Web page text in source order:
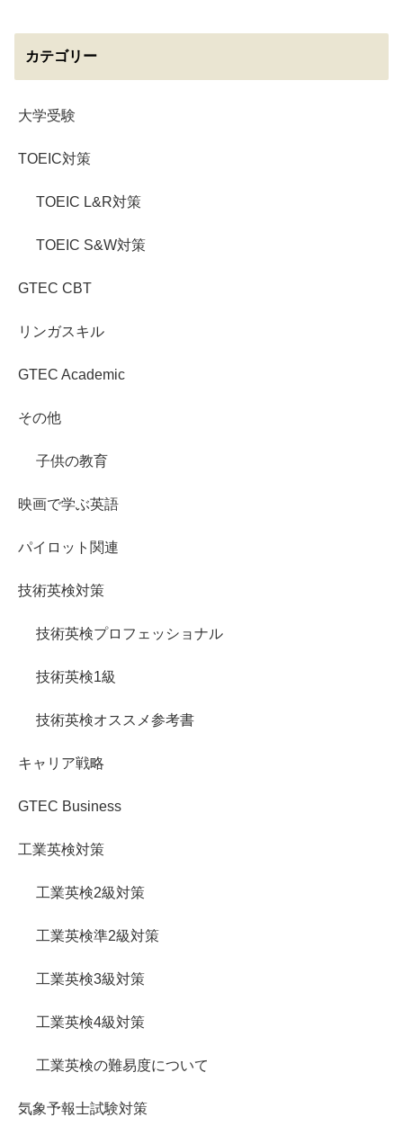
カテゴリー
大学受験
TOEIC対策
TOEIC L&R対策
TOEIC S&W対策
GTEC CBT
リンガスキル
GTEC Academic
その他
子供の教育
映画で学ぶ英語
パイロット関連
技術英検対策
技術英検プロフェッショナル
技術英検1級
技術英検オススメ参考書
キャリア戦略
GTEC Business
工業英検対策
工業英検2級対策
工業英検準2級対策
工業英検3級対策
工業英検4級対策
工業英検の難易度について
気象予報士試験対策